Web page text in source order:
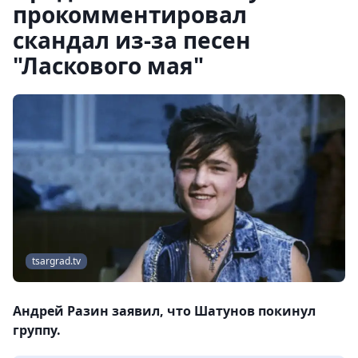
прокомментировал
скандал из-за песен
"Ласкового мая"
tsargrad.tv
Андрей Разин заявил, что Шатунов покинул
группу.